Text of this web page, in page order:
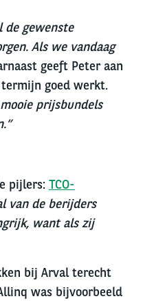
de gewenste
Als we vandaag
geeft Peter aan
goed werkt.
prijsbundels
pijlers: TCO-
van de berijders
want als zij
bij Arval terecht
was bijvoorbeeld